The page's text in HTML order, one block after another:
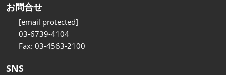
お問合せ
[email protected]
03-6739-4104
Fax: 03-4563-2100
SNS